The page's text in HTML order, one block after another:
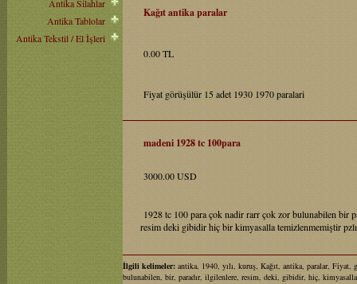
Antika Silahlar
Antika Tablolar
Antika Tekstil / El İşleri
Kağıt antika paralar
0.00 TL
Fiyat görüşülür 15 adet 1930 1970 paralari
madeni 1928 tc 100para
3000.00 USD
1928 tc 100 para çok nadir rarr çok zor bulunabilen bir
resim deki gibidir hiç bir kimyasalla temizlenmemiştir
İlgili kelimeler: antika, 1940, yılı, kuruş, Kağıt, antika, paralar,
bulunabilen, bir, paradır, ilgilenlere, resim, deki, gibidir, hiç,